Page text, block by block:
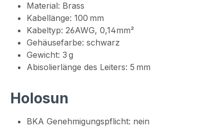
Material: Brass
Kabellänge: 100 mm
Kabeltyp: 26AWG, 0,14mm²
Gehäusefarbe: schwarz
Gewicht: 3 g
Abisolierlänge des Leiters: 5 mm
Holosun
BKA Genehmigungspflicht: nein